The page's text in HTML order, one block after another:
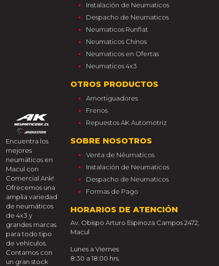
Encuentra los
mejores
neumáticos en
Macul con
Comercial Ank!
Ofrecemos una
amplia variedad
de neumáticos
de 4x3 y
grandes marcas
para todo tipo
de vehículos.
Contamos con
un gran stock
Instalación de Neumaticos
Despacho de Neumaticos
Neumaticos Runflat
Neumaticos Chinos
Neumaticos en Ofertas
Neumaticos 4x3
OTROS PRODUCTOS
Amortiguadores
Frenos
Repuestos AK Automotriz
SOBRE NOSOTROS
Venta de Néumaticos
Instalación de Neumaticos
Despacho de Neumaticos
Formas de Pago
HORARIOS DE ATENCIÓN
Av. Obispo Arturo Espinoza Campos 2472,
Macul
Lunes a Viernes
8:30 a 18:00 hrs.